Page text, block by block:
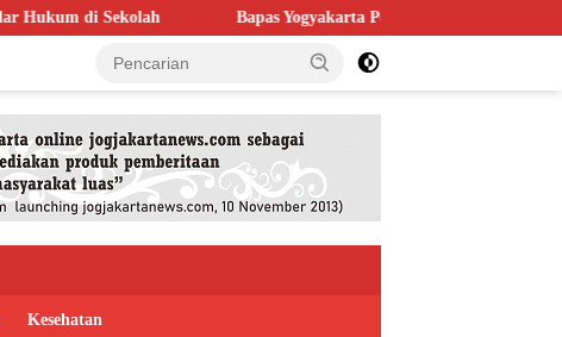
Bapas Yogyakarta Perkuat Kolaborasi dengan Poltek Imipas,
Kesehatan